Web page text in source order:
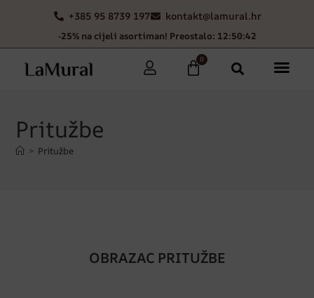
+385 95 8739 197 kontakt@lamural.hr
-25% na cijeli asortiman! Preostalo: 12:50:42
0
Pritužbe
> Pritužbe
OBRAZAC PRITUŽBE